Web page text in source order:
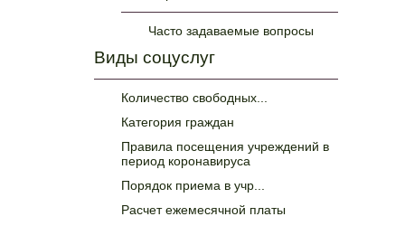
Часто задаваемые вопросы
Виды соцуслуг
Количество свободных...
Категория граждан
Правила посещения учреждений в
период коронавируса
Порядок приема в учр...
Расчет ежемесячной платы